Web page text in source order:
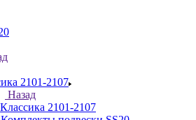
2101-2107
Назад
Классика 2101-2107